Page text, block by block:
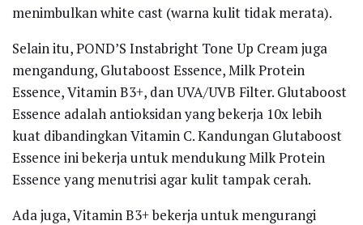
menimbulkan white cast (warna kulit tidak merata).
Selain itu, POND’S Instabright Tone Up Cream juga
mengandung, Glutaboost Essence, Milk Protein
Essence, Vitamin B3+, dan UVA/UVB Filter. Glutaboost
Essence adalah antioksidan yang bekerja 10x lebih
kuat dibandingkan Vitamin C. Kandungan Glutaboost
Essence ini bekerja untuk mendukung Milk Protein
Essence yang menutrisi agar kulit tampak cerah.
Ada juga, Vitamin B3+ bekerja untuk mengurangi